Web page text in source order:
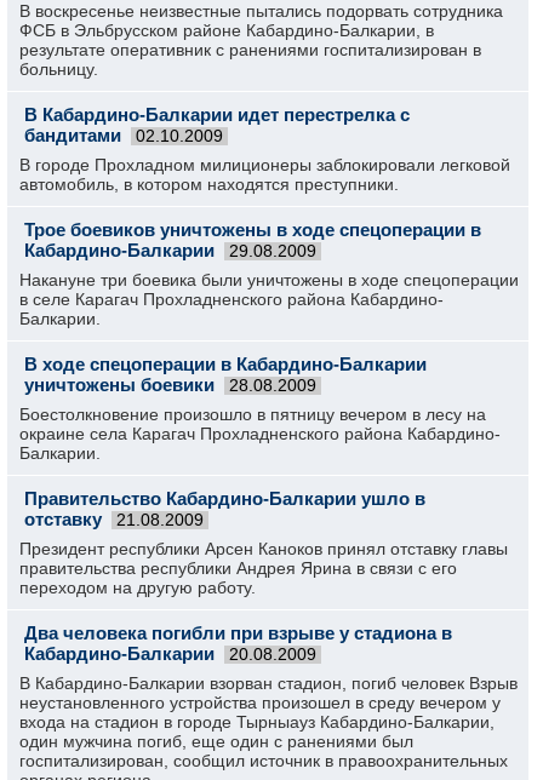
В воскресенье неизвестные пытались подорвать сотрудника
ФСБ в Эльбрусском районе Кабардино-Балкарии, в
результате оперативник с ранениями госпитализирован в
больницу.
В Кабардино-Балкарии идет перестрелка с
бандитами
02.10.2009
В городе Прохладном милиционеры заблокировали легковой
автомобиль, в котором находятся преступники.
Трое боевиков уничтожены в ходе спецоперации в
Кабардино-Балкарии
29.08.2009
Накануне три боевика были уничтожены в ходе спецоперации
в селе Карагач Прохладненского района Кабардино-
Балкарии.
В ходе спецоперации в Кабардино-Балкарии
уничтожены боевики
28.08.2009
Боестолкновение произошло в пятницу вечером в лесу на
окраине села Карагач Прохладненского района Кабардино-
Балкарии.
Правительство Кабардино-Балкарии ушло в
отставку
21.08.2009
Президент республики Арсен Каноков принял отставку главы
правительства республики Андрея Ярина в связи с его
переходом на другую работу.
Два человека погибли при взрыве у стадиона в
Кабардино-Балкарии
20.08.2009
В Кабардино-Балкарии взорван стадион, погиб человек Взрыв
неустановленного устройства произошел в среду вечером у
входа на стадион в городе Тырныауз Кабардино-Балкарии,
один мужчина погиб, еще один с ранениями был
госпитализирован, сообщил источник в правоохранительных